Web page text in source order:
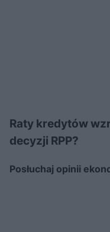
Raty kredytów
decyzji RPP?
Posłuchaj opinii